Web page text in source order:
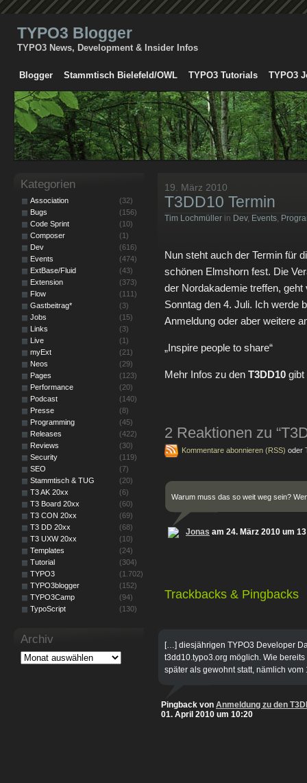
TYPO3 Blogger
TYPO3 News, Development & Insider Infos
Blogger Stammtisch Bielefeld/OWL TYPO3 Tutorials TYPO3
19. März 2010
T3DD10 Termin
Tim Lochmüller in Dev, Events,
Nun steht auch der Termin für
schönen Elmshorn fest. Die
der Nordakademie treffen,
Sonntag den 4. Juli. Ich werde
Anmeldung oder aber weitere
„Inspire people to share“
Mehr Infos zu den T3DD10
2 Reaktionen zu
Kommentare abonnieren (RSS) oder
Warum muss das so weit weg sein?
Jonas am 24. März 2010 um
Trackbacks & Pingbacks
[…] diesjährigen TYPO3 Developer
t3dd10.typo3.org möglich. Wie
später als gewohnt statt, nämlich
Pingback von Anmeldung zu den
01. April 2010 um 10:20
Kategorien
Association
(32)
Bugs
(156)
Code Sprint
(10)
Composer
(1)
Dev
(616)
Events
(474)
ExtBase/Fluid
(43)
Extension
(373)
Flow
(111)
Gastbeitrag*
(3)
Jobs
(15)
Links
(3)
Live
(1)
myExt
(21)
Neos
(29)
Pages
(123)
Performance
(20)
Podcast
(140)
Presse
(8)
Programming
(45)
Releases
(422)
Reviews
(30)
Security
(119)
SEO
(7)
Stammtisch & TUG
(20)
T3 AK 20xx
(6)
T3 Board 20xx
(60)
T3 CON 20xx
(69)
T3 DD 20xx
(68)
T3 UXW 20xx
(10)
Templates
(24)
Tutorial
(304)
TYPO3
(1.702)
TYPO3blogger
(152)
TYPO3Camp
(94)
TypoScript
(130)
Archiv